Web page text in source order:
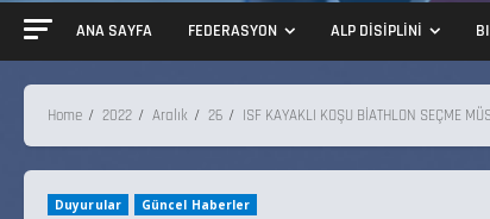
ANA SAYFA FEDERASYON ALP DİSİPLİNİ
Home 2022 Aralık 26 ISF KAYAKLI KOŞU BİATHLON SEÇME
Duyurular Güncel Haberler